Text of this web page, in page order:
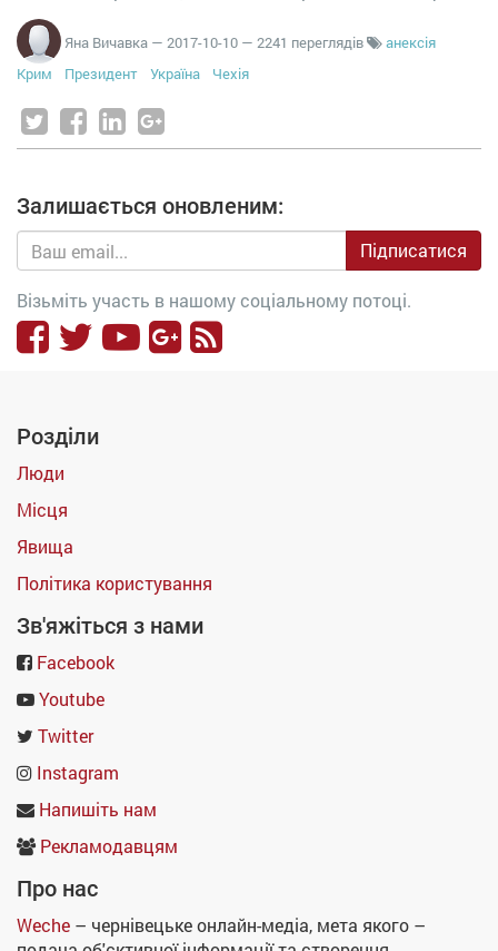
Яна Вичавка — 2017-10-10 — 2241 переглядів
анексія
Крим
Президент Україна Чехія
Залишається оновленим:
Підписатися
Візьміть участь в нашому соціальному потоці.
Розділи
Люди
Місця
Явища
Політика користування
Зв'яжіться з нами
Facebook
Youtube
Twitter
Instagram
Напишіть нам
Рекламодавцям
Про нас
Weche – чернівецьке онлайн-медіа, мета якого –